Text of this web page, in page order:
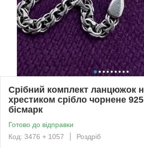
Срібний комплект ланцюжок
хрестиком срібло чорнене
бісмарк
Готово до відправки
Код: 3476 + 1057
Роздріб